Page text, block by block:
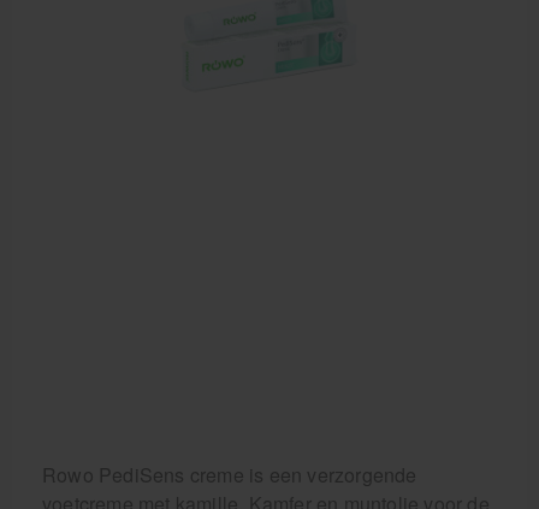
Rowo PediSens creme is een verzorgende